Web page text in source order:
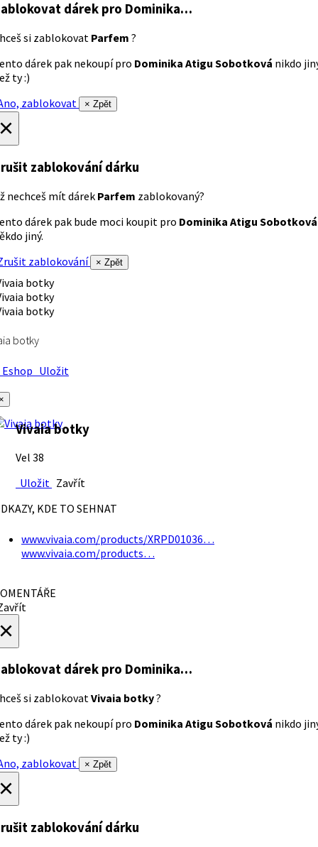
dárek pro Dominika…
si zablokovat Parfem ?
dárek pak nekoupí pro Dominika Atigu Sobotková nikdo
ty :)
zablokovat
× Zpět
zablokování dárku
nechceš mít dárek Parfem zablokovaný?
dárek pak bude moci koupit pro Dominika Atigu Sobotková
jiný.
zablokování
× Zpět
botky
Uložit
Vivaia botky
Vel 38
Uložit Zavřít
KDE TO SEHNAT
www.vivaia.com/products/XRPD01036…
www.vivaia.com/products…
dárek pro Dominika…
si zablokovatVivaia botky?
dárek pak nekoupí pro Dominika Atigu Sobotková nikdo
ty :)
zablokovat
× Zpět
zablokování dárku